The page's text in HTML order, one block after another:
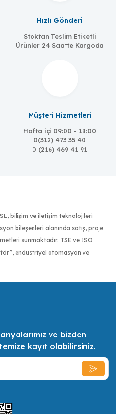
to 264 VAC input
85 to 264 VAC input
Hızlı Gönderi
Stoktan Teslim Etiketli
Ürünler 24 Saatte Kargoda
Müşteri Hizmetleri
Hafta içi 09:00 - 18:00
0(312) 473 35 40
0 (216) 469 41 91
bilişim ve iletişim teknolojileri
bileşenleri alanında satış, proje
sunmaktadır. TSE ve ISO
endüstriyel otomasyon ve
gelen üreticilerinin ürünlerini
şirketinden biri olan GSL,
müşterilerinin ihtiyaçlarını en iyi
doğrultusunda olabilecek en
ve alternatifler sunmak,
ve bizden
kayıt olabilirsiniz.